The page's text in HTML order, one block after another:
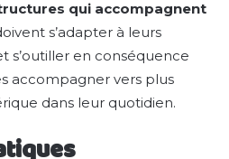
qui accompagnent
s’adapter à leurs
s’outiller en conséquence
accompagner vers plus
dans leur quotidien.